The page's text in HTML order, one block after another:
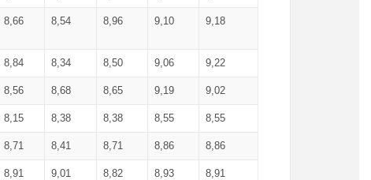
8,66 8,54 8,96 9,10 9,18
8,84 8,34 8,50 9,06 9,22
8,56 8,68 8,65 9,19 9,02
8,15 8,38 8,38 8,55 8,55
8,71 8,41 8,71 8,86 8,86
8,91 9,01 8,82 8,93 8,91